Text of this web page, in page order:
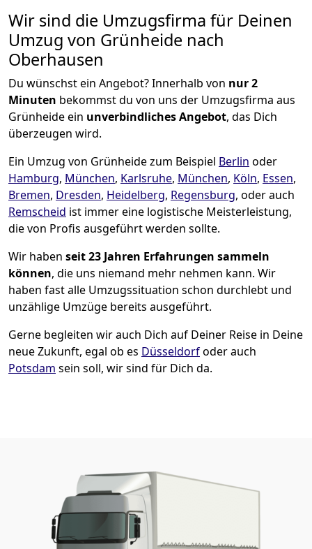
Wir sind die Umzugsfirma für Deinen
Umzug von Grünheide nach
Oberhausen
Du wünschst ein Angebot? Innerhalb von nur 2
Minuten bekommst du von uns der Umzugsfirma aus
Grünheide ein unverbindliches Angebot, das Dich
überzeugen wird.
Ein Umzug von Grünheide zum Beispiel Berlin oder
Hamburg, München, Karlsruhe, München, Köln, Essen,
Bremen, Dresden, Heidelberg, Regensburg, oder auch
Remscheid ist immer eine logistische Meisterleistung,
die von Profis ausgeführt werden sollte.
Wir haben seit23 Jahren Erfahrungen sammeln
können, die uns niemand mehr nehmen kann. Wir
haben fast alle Umzugssituation schon durchlebt und
unzählige Umzüge bereits ausgeführt.
Gerne begleiten wir auch Dich auf Deiner Reise in Deine
neue Zukunft, egal ob es Düsseldorfoder auch
Potsdam sein soll, wir sind für Dich da.